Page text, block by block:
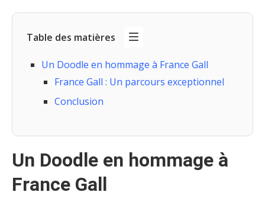
Table des matières
Un Doodle en hommage à France Gall
France Gall : Un parcours exceptionnel
Conclusion
Un Doodle en hommage à
France Gall